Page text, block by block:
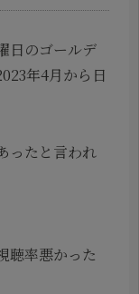
日のゴールデ
年4月から日
ったと言われ
聴率悪かった